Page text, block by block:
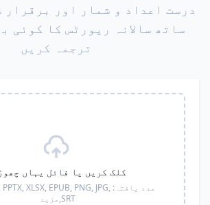
درست اعداد و شمار اور برقرار
ساتھ سالانہ رپورٹس کا کوئی
ترجمہ کریں
کلک کریں یا فائل یہاں
مدد یافتہ: XLSX, EPUB, PNG, JPG,
SRT, مزید